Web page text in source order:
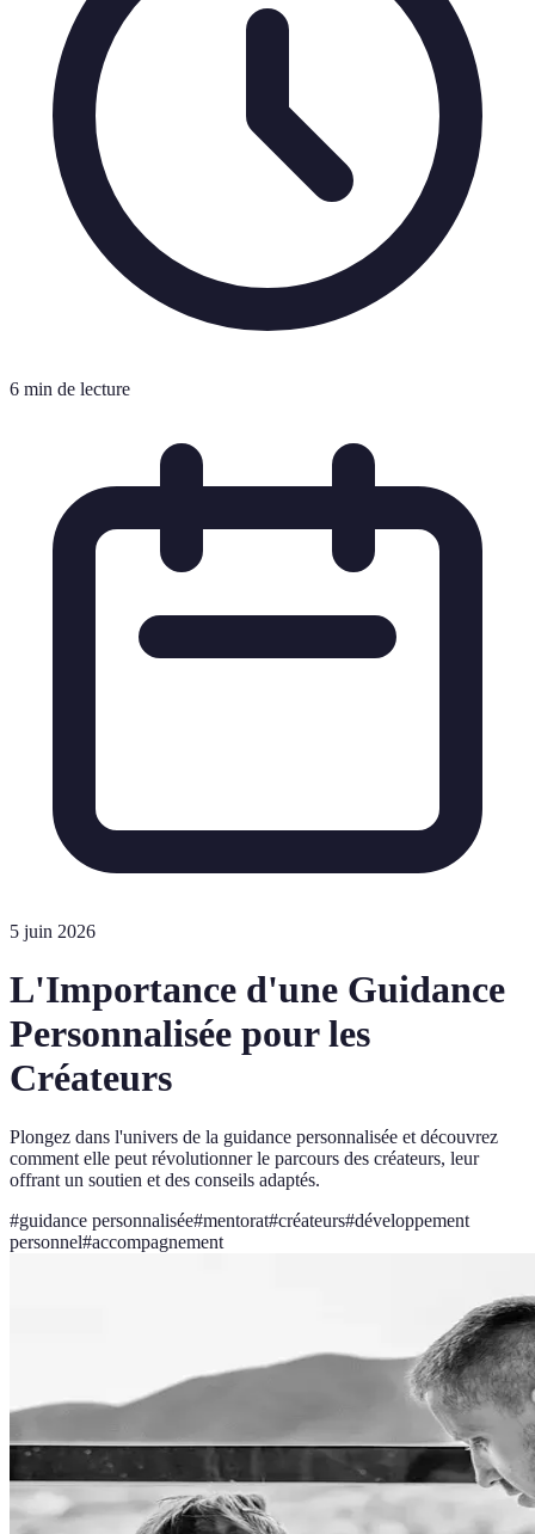
6 min de lecture
5 juin 2026
L'Importance d'une Guidance
Personnalisée pour les
Créateurs
Plongez dans l'univers de la guidance personnalisée et découvrez
comment elle peut révolutionner le parcours des créateurs, leur
offrant un soutien et des conseils adaptés.
#guidance personnalisée#mentorat#créateurs#développement
personnel#accompagnement